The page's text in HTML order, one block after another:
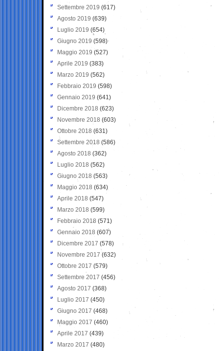
Settembre 2019 (617)
Agosto 2019 (639)
Luglio 2019 (654)
Giugno 2019 (598)
Maggio 2019 (527)
Aprile 2019 (383)
Marzo 2019 (562)
Febbraio 2019 (598)
Gennaio 2019 (641)
Dicembre 2018 (623)
Novembre 2018 (603)
Ottobre 2018 (631)
Settembre 2018 (586)
Agosto 2018 (362)
Luglio 2018 (562)
Giugno 2018 (563)
Maggio 2018 (634)
Aprile 2018 (547)
Marzo 2018 (599)
Febbraio 2018 (571)
Gennaio 2018 (607)
Dicembre 2017 (578)
Novembre 2017 (632)
Ottobre 2017 (579)
Settembre 2017 (456)
Agosto 2017 (368)
Luglio 2017 (450)
Giugno 2017 (468)
Maggio 2017 (460)
Aprile 2017 (439)
Marzo 2017 (480)